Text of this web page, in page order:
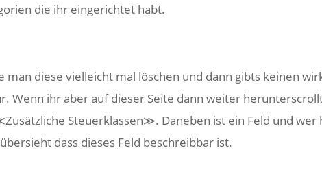
die ihr eingerichtet habt.
man diese vielleicht mal löschen und dann gibts keinen
Wenn ihr aber auf dieser Seite dann weiter
Steuerklassen≫. Daneben ist ein Feld und wer
dass dieses Feld beschreibbar ist.